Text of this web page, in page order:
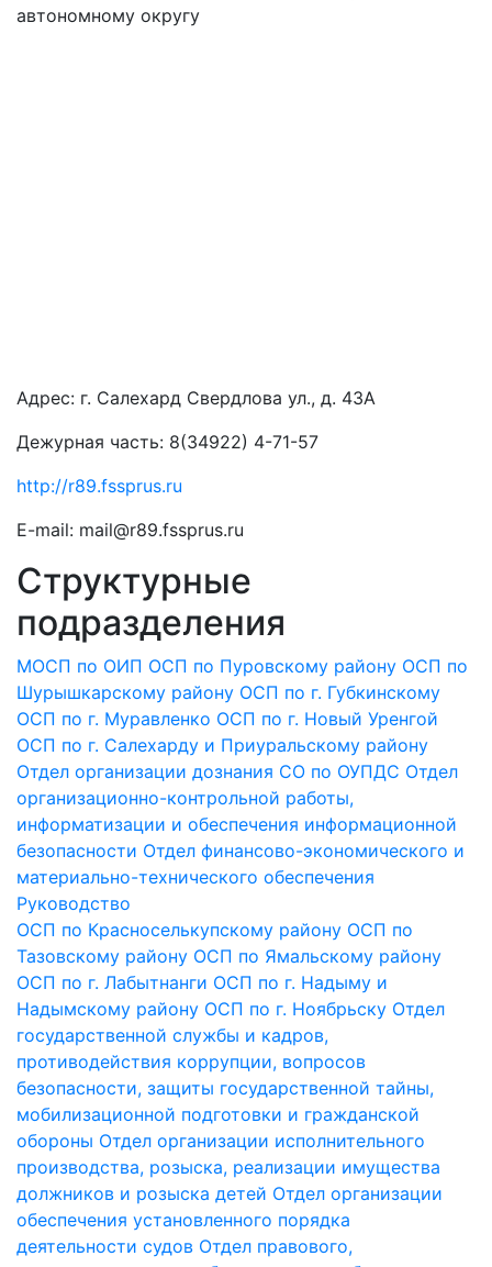
Адрес: г. Салехард Свердлова ул., д. 43А
Дежурная часть: 8(34922) 4-71-57
http://r89.fssprus.ru
E-mail: mail@r89.fssprus.ru
Структурные
подразделения
МОСП по ОИП ОСП по Пуровскому району ОСП по
Шурышкарскому району ОСП по г. Губкинскому
ОСП по г. Муравленко ОСП по г. Новый Уренгой
ОСП по г. Салехарду и Приуральскому району
Отдел организации дознания СО по ОУПДС Отдел
организационно-контрольной работы,
информатизации и обеспечения информационной
безопасности Отдел финансово-экономического и
материально-технического обеспечения
Руководство
ОСП по Красноселькупскому району ОСП по
Тазовскому району ОСП по Ямальскому району
ОСП по г. Лабытнанги ОСП по г. Надыму и
Надымскому району ОСП по г. Ноябрьску Отдел
государственной службы и кадров,
противодействия коррупции, вопросов
безопасности, защиты государственной тайны,
мобилизационной подготовки и гражданской
обороны Отдел организации исполнительного
производства, розыска, реализации имущества
должников и розыска детей Отдел организации
обеспечения установленного порядка
деятельности судов Отдел правового,